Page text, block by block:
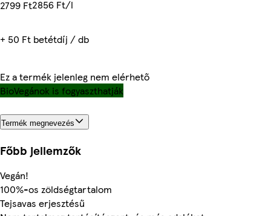
2799 Ft2856 Ft/l
+ 50 Ft betétdíj / db
Ez a termék jelenleg nem elérhető
BioVegánok is fogyaszthatják
Termék megnevezés
Főbb jellemzők
Vegán!
100%-os zöldségtartalom
Tejsavas erjesztésű